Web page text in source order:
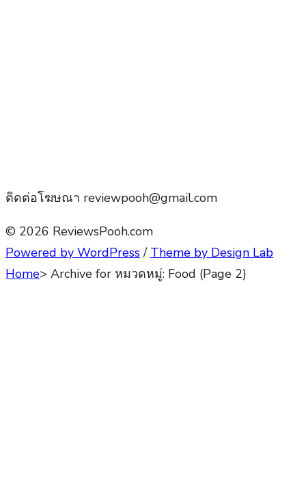
ติดต่อโฆษณา reviewpooh@gmail.com
© 2026 ReviewsPooh.com
Powered by WordPress / Theme by Design Lab
Home> Archive for หมวดหมู่: Food (Page 2)